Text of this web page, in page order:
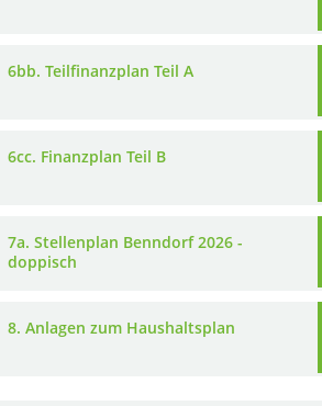
6bb. Teilfinanzplan Teil A
6cc. Finanzplan Teil B
7a. Stellenplan Benndorf 2026 -
doppisch
8. Anlagen zum Haushaltsplan